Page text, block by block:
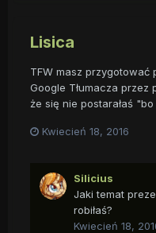
Lisica
TFW masz
Google Tłumacza przez
że się nie postarałaś "bo
Kwiecień 18, 2016
Silicius
Jaki temat
robiłaś?
Kwiecień 18,